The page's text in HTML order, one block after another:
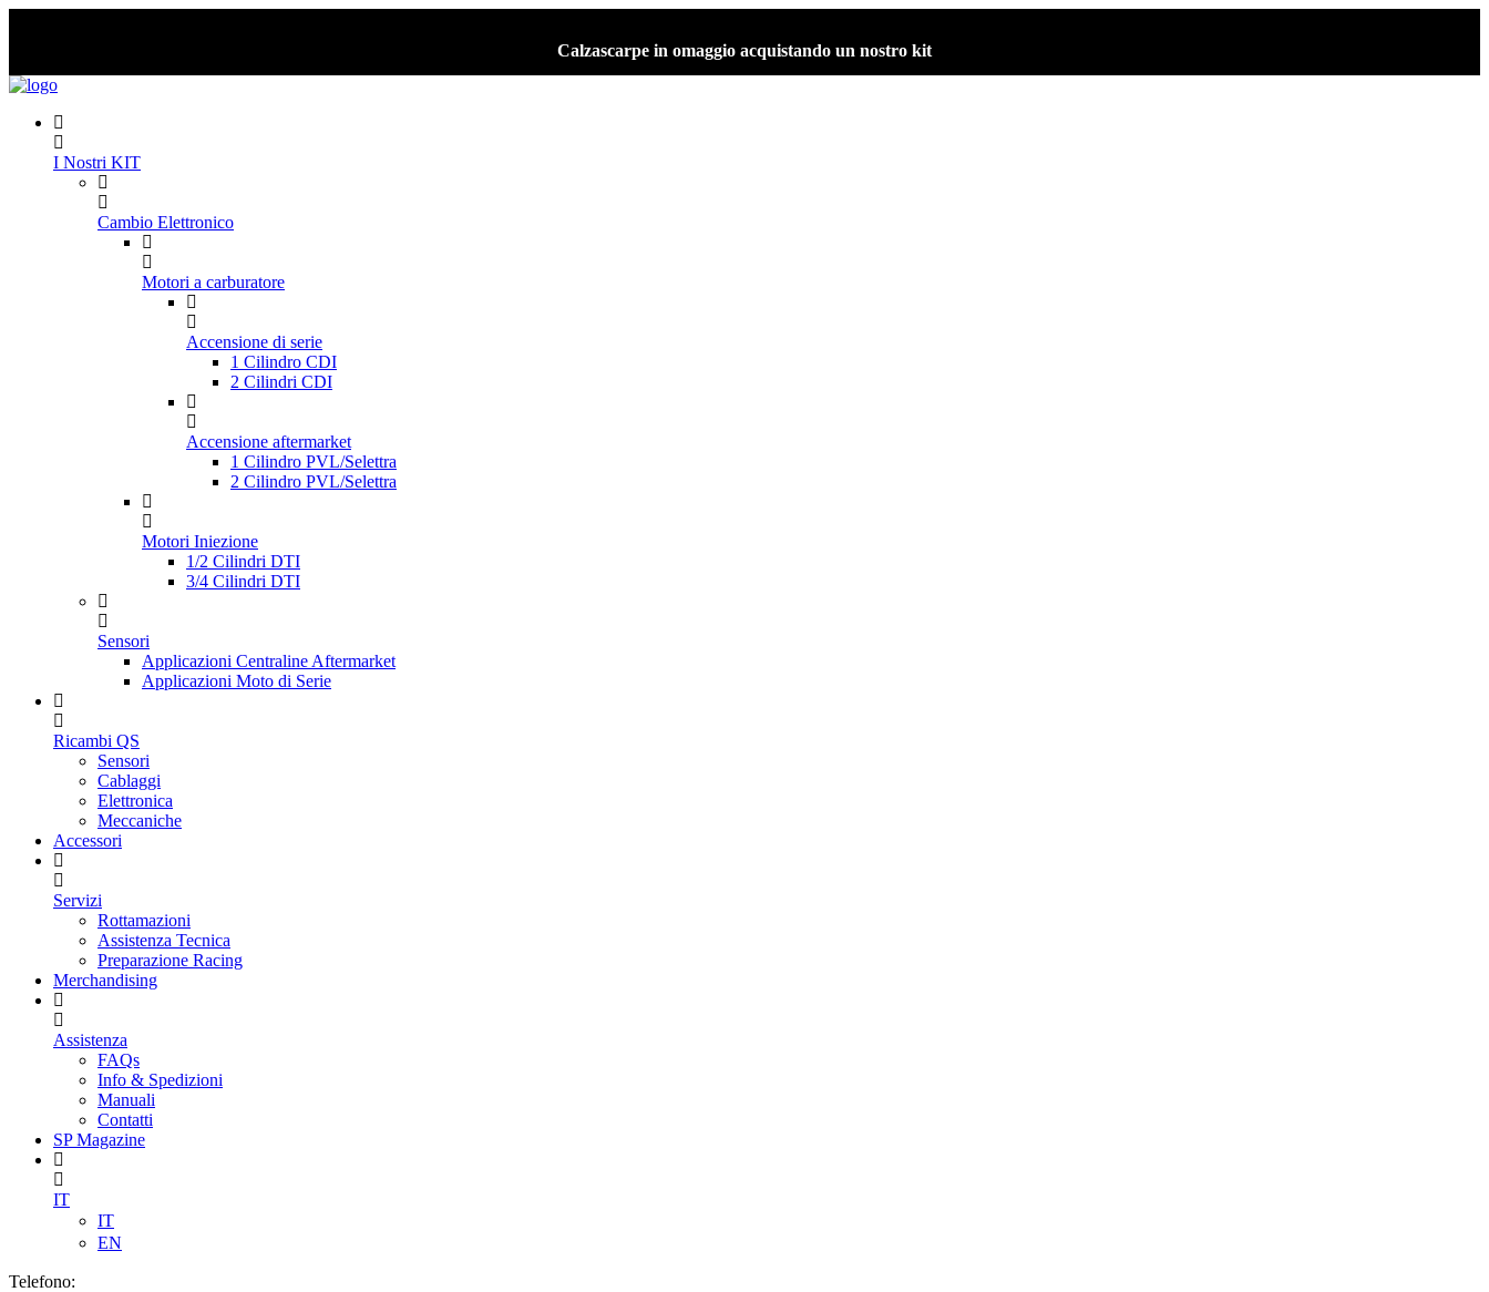
Calzascarpe in omaggio acquistando un nostro kit
Skip
content
I Nostri KIT
Cambio Elettronico
Motori a carburatore
Accensione di serie
1 Cilindro CDI
2 Cilindri CDI
Accensione aftermarket
1 Cilindro PVL/Selettra
2 Cilindro PVL/Selettra
Motori Iniezione
1/2 Cilindri DTI
3/4 Cilindri DTI
Sensori
Applicazioni Centraline Aftermarket
Applicazioni Moto di Serie
Ricambi QS
Sensori
Cablaggi
Elettronica
Meccaniche
Accessori
Servizi
Rottamazioni
Assistenza Tecnica
Preparazione Racing
Merchandising
Assistenza
FAQs
Info & Spedizioni
Manuali
Contatti
SP Magazine
IT
IT
EN
Telefono: